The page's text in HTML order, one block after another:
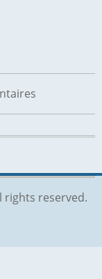
rights reserved.